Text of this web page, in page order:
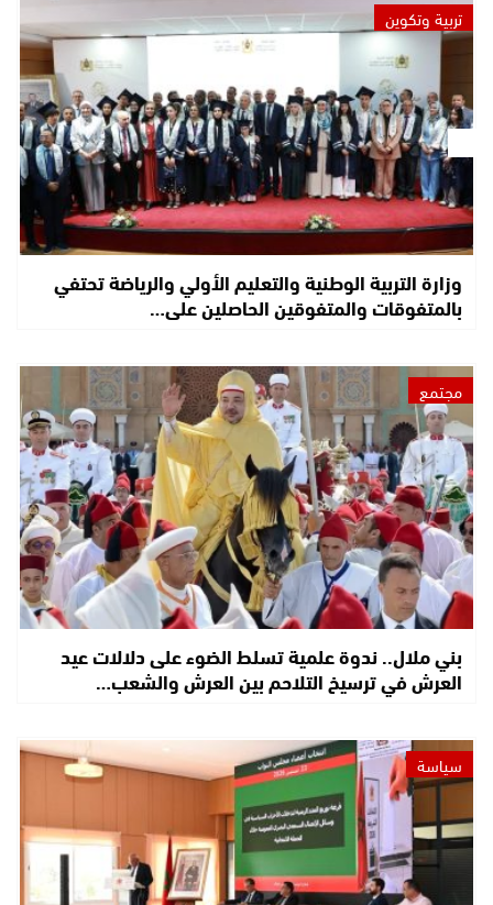
تربية وتكوين
وزارة التربية الوطنية والتعليم الأولي والرياضة تحتفي
بالمتفوقات والمتفوقين الحاصلين على…
مجتمع
بني ملال.. ندوة علمية تسلط الضوء على دلالات عيد
العرش في ترسيخ التلاحم بين العرش والشعب…
سياسة